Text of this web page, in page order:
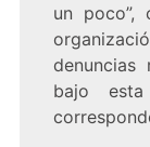
un poco”,
denuncias
bajo